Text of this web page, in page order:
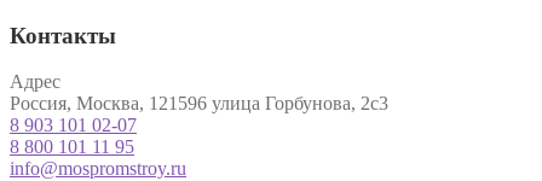
Контакты
Адрес
Россия, Москва, 121596 улица Горбунова, 2с3
8 903 101 02-07
8 800 101 11 95
info@mospromstroy.ru